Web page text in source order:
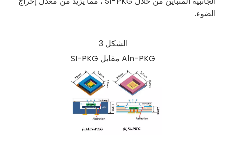
الضوء.
الشكل 3
Aln-PKG مقابل SI-PKG